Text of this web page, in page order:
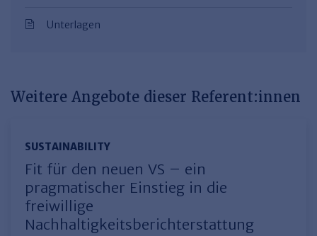
Unterlagen
Weitere Angebote dieser Referent:innen
SUSTAINABILITY
Fit für den neuen VS – ein
pragmatischer Einstieg in die
freiwillige
Nachhaltigkeitsberichterstattung